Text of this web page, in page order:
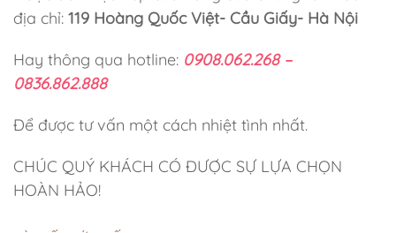
địa chỉ: 119 Hoàng Quốc Việt- Cầu Giấy- Hà Nội
Hay thông qua hotline: 0908.062.268 –
0836.862.888
Để được tư vấn một cách nhiệt tình nhất.
CHÚC QUÝ KHÁCH CÓ ĐƯỢC SỰ LỰA CHỌN
HOÀN HẢO!